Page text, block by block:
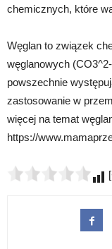
chemicznych, które
Węglan to związek
węglanowych
powszechnie
zastosowanie w
więcej na temat
https://